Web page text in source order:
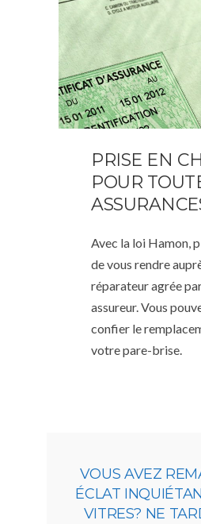
PRISE EN
POUR
Avec la loi Hamon,
de vous rendre
réparateur agrée
assureur. Vous
confier le
votre pare-brise.
VOUS AVEZ
ÉCLAT
VITRES? NE